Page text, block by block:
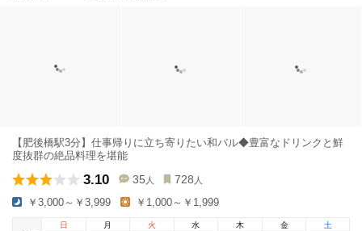
【肥後橋駅3分】仕事帰りに立ち寄りたい和バル◆豊富なドリンクと鮮
度抜群の絶品料理を堪能
3.10 35 人 728 人
￥3,000～￥3,999 ￥1,000～￥1,999
日
月 火 水 木 金 土